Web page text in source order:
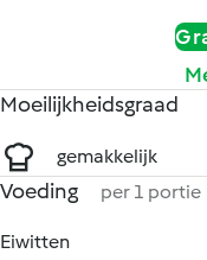
Moeilijkheidsgraad
gemakkelijk
Voeding per 1 portie
Eiwitten